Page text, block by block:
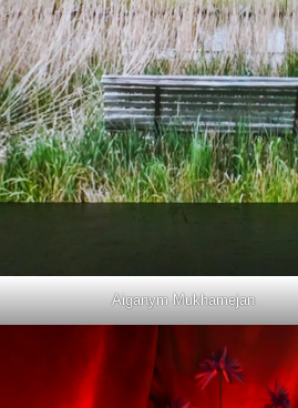
Aiganym Mukhamejan